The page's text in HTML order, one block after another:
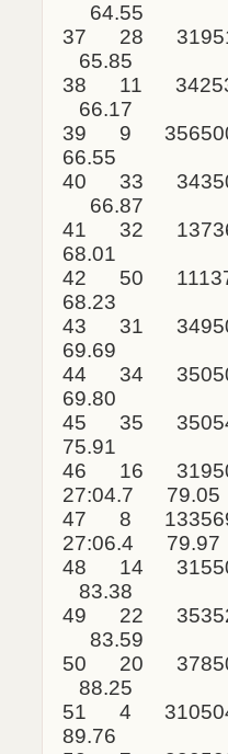
64.55
37 28
65.85
38 11
66.17
39 9
66.55
40 33
66.87
41 32
68.01
42 50
68.23
43 31
69.69
44 34
69.80
45 35
75.91
46 16
27:04.7 79.05
47 8
27:06.4 79.97
48 14
83.38
49 22
83.59
50 20
88.25
51 4
89.76